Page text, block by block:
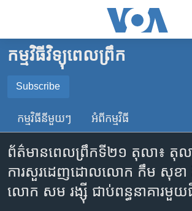
គេហទំព័រ​
ទាក់ទង
រំលង​
ទំព័រ​
ព័ត៌មាន​​
ម្តង
កម្ពុជា
អន្តរជាតិ
ចិន
ហេឡូវីអូអេ
កម្ពុជាច្នៃប្រតិដ្ឋ
ព្រឹត្តិការណ៍ព័ត៌មាន
កម្មវិធីវិទ្យុពេលព្រឹក
Subscribe
SUBSCRIBE
YouTube Music
Spotify
កម្មវិធី​នីមួយៗ អំពី​កម្មវិធី​
ព័ត៌មាន​ពេលព្រឹក​ទី២១ តុលា៖ តុល
ការ​សួរដេញ​ដោល​លោក កឹម សុខា
លោក​ សម រង្ស៊ី​ ជាប់​ពន្ធនាគារ​មួយ​